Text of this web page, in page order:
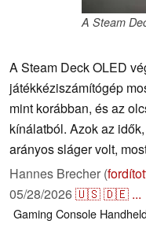
A Steam
A Steam Deck OLED
játékkéziszámítógép
mint korábban, és az
kínálatból. Azok az
arányos sláger volt,
Hannes Brecher (
05/28/2026🇺🇸🇩🇪 ...
Gaming Console